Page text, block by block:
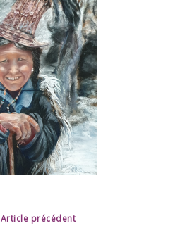
Article précédent